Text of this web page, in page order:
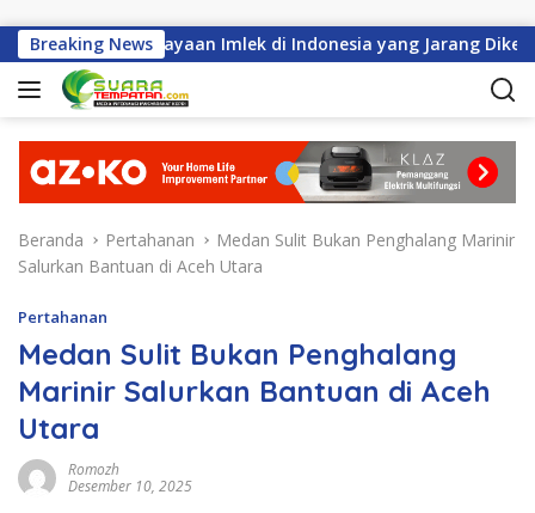
Breaking News
Sejarah Perayaan Imlek di Indonesia yang Jarang Diketahui
Beranda Pertahanan
Medan Sulit Bukan Penghalang Marinir
Salurkan Bantuan di Aceh Utara
Pertahanan
Medan Sulit Bukan Penghalang
Marinir Salurkan Bantuan di Aceh
Utara
Romozh
Desember 10, 2025